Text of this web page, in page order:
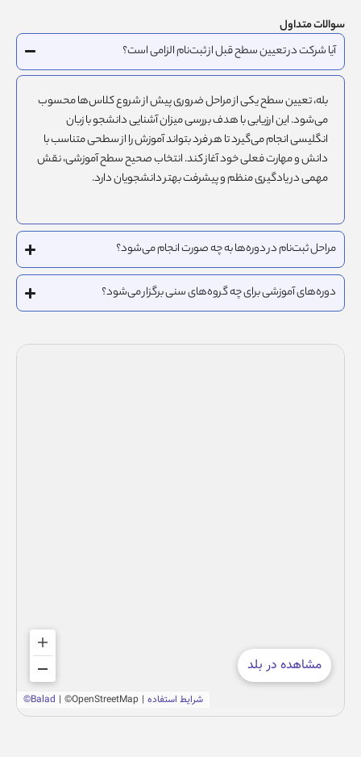
سوالات متداول
آیا شرکت در تعیین سطح قبل از ثبت‌نام الزامی است؟
بله، تعیین سطح یکی از مراحل ضروری پیش از شروع کلاس‌ها محسوب
می‌شود. این ارزیابی با هدف بررسی میزان آشنایی دانشجو با زبان
انگلیسی انجام می‌گیرد تا هر فرد بتواند آموزش را از سطحی متناسب با
دانش و مهارت فعلی خود آغاز کند. انتخاب صحیح سطح آموزشی، نقش
مهمی در یادگیری منظم و پیشرفت بهتر دانشجویان دارد.
مراحل ثبت‌نام در دوره‌ها به چه صورت انجام می‌شود؟
دوره‌های آموزشی برای چه گروه‌های سنی برگزار می‌شود؟